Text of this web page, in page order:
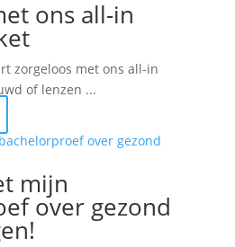
ons all-in
zorgeloos met ons all-in
of lenzen ...
mijn
over gezond